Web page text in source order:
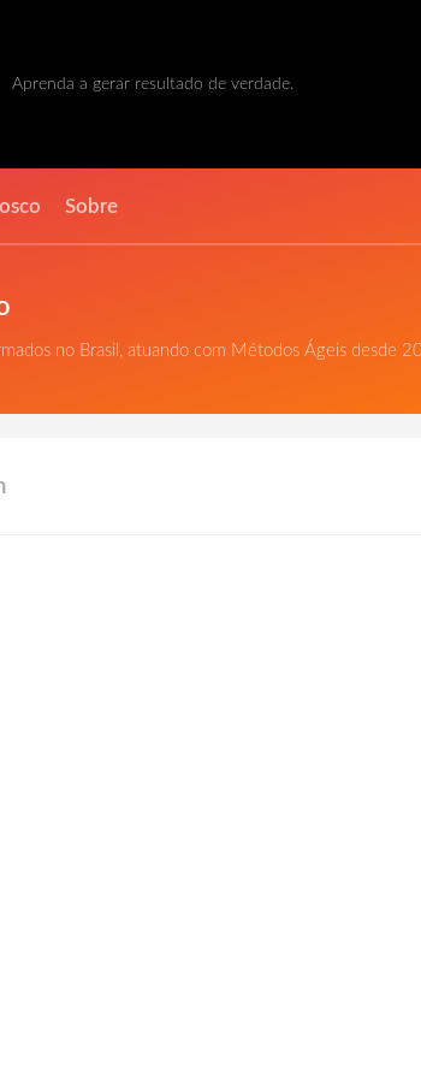
Aprenda a gerar resultado de verdade.
Sobre
no Brasil, atuando com Métodos Ágeis desde